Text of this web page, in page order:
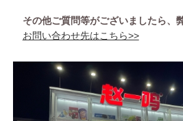
その他ご質問等がございましたら、
お問い合わせ先はこちら>>